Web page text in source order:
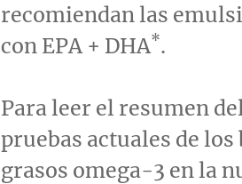
recomiendan las
con EPA + DHA*.
Para leer el resumen
pruebas actuales de
grasos omega-3 en la